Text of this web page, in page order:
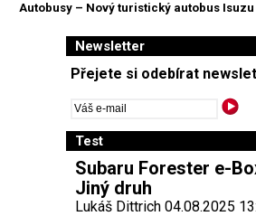
Autobusy – Nový turistický autobus
Newsletter
Přejete si odebírat
Test
Subaru Forester e-
Jiný druh
Lukáš Dittrich 04.08.2025